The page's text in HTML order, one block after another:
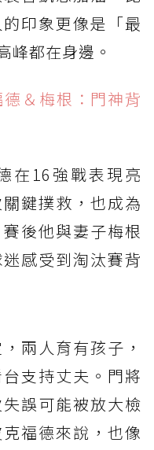
印象更像是「最
峰都在身邊。
＆梅根：門神背
在16強戰表現亮
鍵撲救，也成為
後他與妻子梅根
感受到淘汰賽背
兩人育有孩子，
支持丈夫。門將
誤可能被放大檢
福德來說，也像